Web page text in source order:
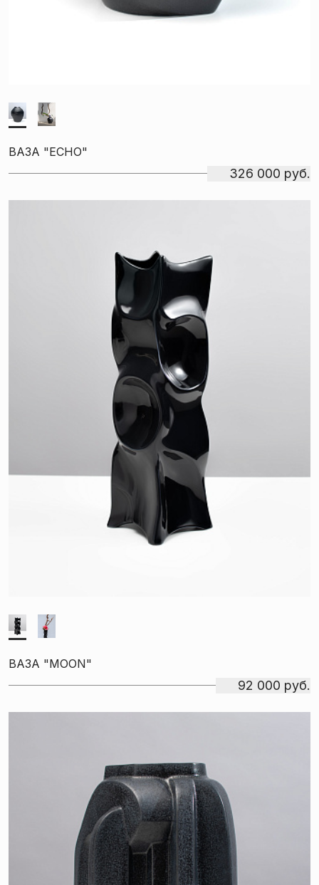
ВАЗА "ECHO"
326 000 руб.
ВАЗА "MOON"
92 000 руб.